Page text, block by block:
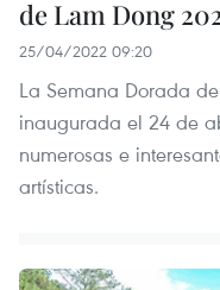
de Lam Dong
25/04/2022 09:20
La Semana Dorada
inaugurada el 24 de
numerosas e
artísticas.